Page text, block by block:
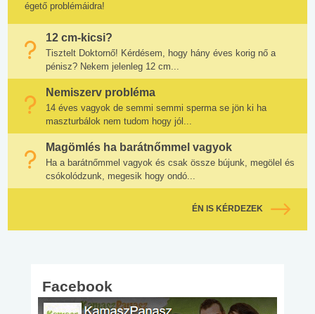
égető problémáidra!
12 cm-kicsi?
Tisztelt Doktornő! Kérdésem, hogy hány éves korig nő a
pénisz? Nekem jelenleg 12 cm...
Nemiszerv probléma
14 éves vagyok de semmi semmi sperma se jön ki ha
maszturbálok nem tudom hogy jól...
Magömlés ha barátnőmmel vagyok
Ha a barátnőmmel vagyok és csak össze bújunk, megölel és
csókolódzunk, megesik hogy ondó...
ÉN IS KÉRDEZEK
Facebook